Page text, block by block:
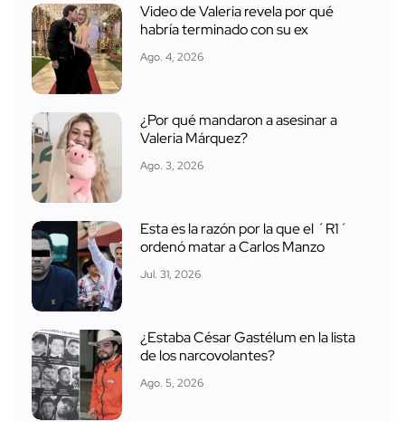
Video de Valeria revela por qué
habría terminado con su ex
Ago. 4, 2026
¿Por qué mandaron a asesinar a
Valeria Márquez?
Ago. 3, 2026
Esta es la razón por la que el ´R1´
ordenó matar a Carlos Manzo
Jul. 31, 2026
¿Estaba César Gastélum en la lista
de los narcovolantes?
Ago. 5, 2026